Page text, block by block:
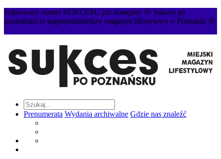
Najnowszy numer SUKCESU już dostępny 🌞 Sukces po
poznańsku to najpopularniejszy magazyn lifestylowy o Poznaniu 🌞
Prenumerata Wydania archiwalne Gdzie nas znaleźć